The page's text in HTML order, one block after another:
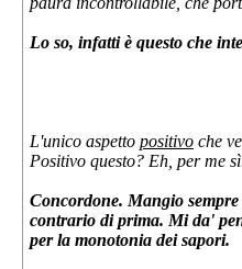
Lo so, infatti è questo che
L'unico aspetto positivo che
Positivo questo? Eh, per me
Concordone. Mangio
contrario di prima. Mi da'
per la monotonia dei sapori.